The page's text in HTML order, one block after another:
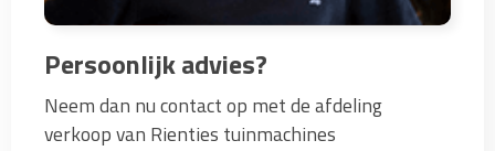
Persoonlijk advies?
Neem dan nu contact op met de afdeling
verkoop van Rienties tuinmachines